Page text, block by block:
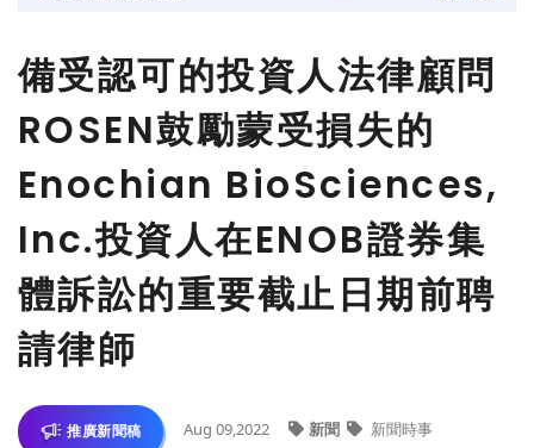
備受認可的投資人法律顧問
ROSEN鼓勵蒙受損失的
Enochian BioSciences,
Inc.投資人在ENOB證券集
體訴訟的重要截止日期前聘
請律師
推廣新聞稿 Aug 09,2022 新聞 新聞時事